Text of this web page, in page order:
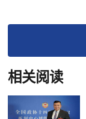
相关阅读